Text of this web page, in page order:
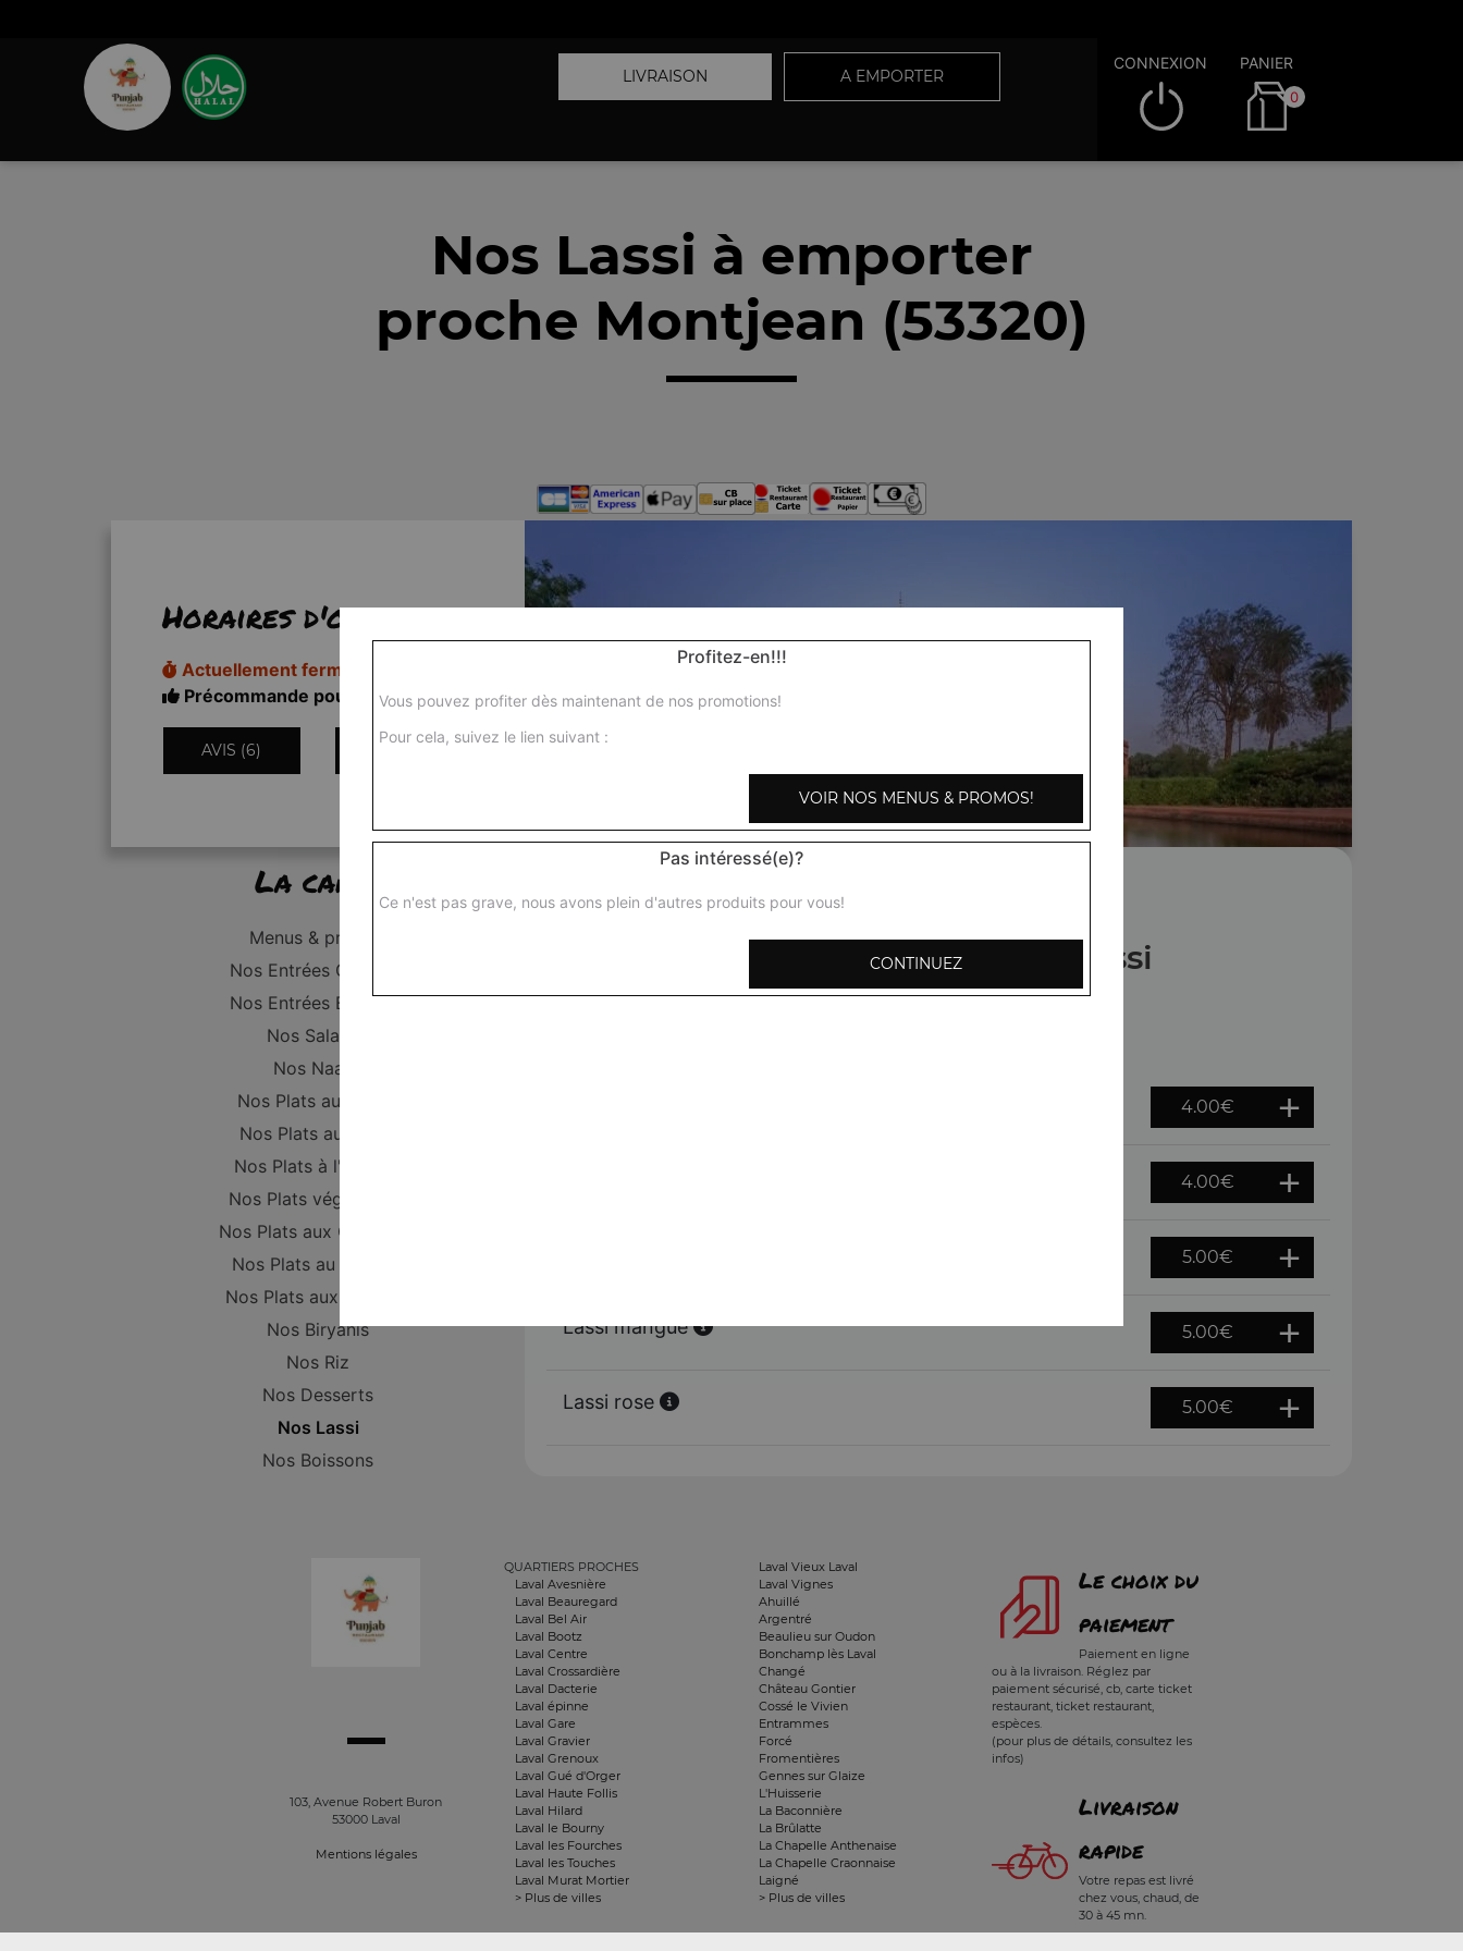
LIVRAISON A EMPORTER
CONNEXION PANIER
0
Nos Lassi à emporter
proche Montjean (53320)
Horaires d'ouverture
Actuellement fermé
Précommande pour 18h50
AVIS (6) INFORMATIONS
La carte
Menus & promos
Nos Entrées Grillades
Nos Entrées Beignets
Nos Salades
Nos Naans
Nos Plats au Poulet
Nos Plats au Boeuf
Nos Plats à l'Agneau
Nos Plats végétariens
Nos Plats aux Crevettes
Nos Plats au Poisson
Nos Plats aux Gambas
Nos Biryanis
Nos Riz
Nos Desserts
Nos Lassi
Nos Boissons
Nos Lassi
4.00€
4.00€
5.00€
Lassi mangue 5.00€
Lassi rose 5.00€
103, Avenue Robert Buron
53000 Laval
Mentions légales
QUARTIERS PROCHES
Laval Avesnière
Laval Beauregard
Laval Bel Air
Laval Bootz
Laval Centre
Laval Crossardière
Laval Dacterie
Laval épinne
Laval Gare
Laval Gravier
Laval Grenoux
Laval Gué d'Orger
Laval Haute Follis
Laval Hilard
Laval le Bourny
Laval les Fourches
Laval les Touches
Laval Murat Mortier
> Plus de villes
Laval Vieux Laval
Laval Vignes
Ahuillé
Argentré
Beaulieu sur Oudon
Bonchamp lès Laval
Changé
Château Gontier
Cossé le Vivien
Entrammes
Forcé
Fromentières
Gennes sur Glaize
L'Huisserie
La Baconnière
La Brûlatte
La Chapelle Anthenaise
La Chapelle Craonnaise
Laigné
> Plus de villes
Le choix du
paiement
Paiement en ligne
ou à la livraison. Réglez par
paiement sécurisé, cb, carte ticket
restaurant, ticket restaurant,
espèces.
(pour plus de détails, consultez les
infos)
Livraison
rapide
Votre repas est livré
chez vous, chaud, de
30 à 45 mn.
Profitez-en!!!
Vous pouvez profiter dès maintenant de nos promotions!
Pour cela, suivez le lien suivant :
VOIR NOS MENUS & PROMOS!
Pas intéressé(e)?
Ce n'est pas grave, nous avons plein d'autres produits pour vous!
CONTINUEZ